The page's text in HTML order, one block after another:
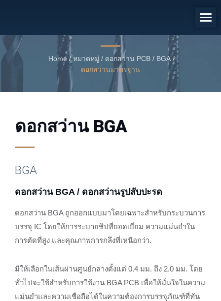
สับปะรด
Home / หมวดหมู่ / ดอกสว่าน PCB / BGA /
ดอกสว่านมาตรฐาน
ดอกสว่าน BGA
BGA
ดอกสว่าน BGA / ดอกสว่านรูปสับปะรด
ดอกสว่าน BGA ถูกออกแบบมาโดยเฉพาะสำหรับกระบวนการ
บรรจุ IC โดยให้การระบายชิปที่ยอดเยี่ยม ความแม่นยำใน
การตัดที่สูง และคุณภาพการกลึงที่เหนือกว่า.
มีให้เลือกในเส้นผ่านศูนย์กลางตั้งแต่ 0.4 มม. ถึง 2.0 มม. โดย
ทั่วไปจะใช้สำหรับการใช้งาน BGA PCB เพื่อให้มั่นใจในความ
แม่นยำและความเชื่อถือได้ในความต้องการบรรจุภัณฑ์ที่ทัน